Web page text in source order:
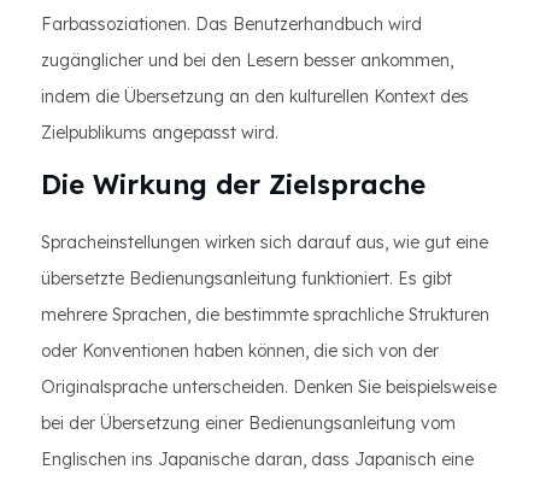
Farbassoziationen. Das Benutzerhandbuch wird
zugänglicher und bei den Lesern besser ankommen,
indem die Übersetzung an den kulturellen Kontext des
Zielpublikums angepasst wird.
Die Wirkung der Zielsprache
Spracheinstellungen wirken sich darauf aus, wie gut eine
übersetzte Bedienungsanleitung funktioniert. Es gibt
mehrere Sprachen, die bestimmte sprachliche Strukturen
oder Konventionen haben können, die sich von der
Originalsprache unterscheiden. Denken Sie beispielsweise
bei der Übersetzung einer Bedienungsanleitung vom
Englischen ins Japanische daran, dass Japanisch eine